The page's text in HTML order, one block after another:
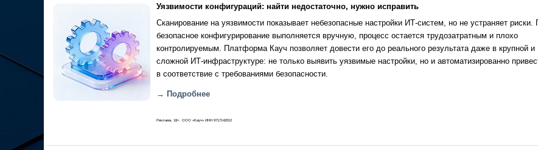
Уязвимости конфигураций: найти недостаточно, нужно исправить
Сканирование на уязвимости показывает небезопасные настройки ИТ-систем, но не устраняет риски.
безопасное конфигурирование выполняется вручную, процесс остается трудозатратным и плохо
контролируемым. Платформа Кауч позволяет довести его до реального результата даже в крупной и
сложной ИТ-инфраструктуре: не только выявить уязвимые настройки, но и автоматизированно
в соответствие с требованиями безопасности.
→ Подробнее
Реклама, 18+. ООО «Кауч» ИНН 9717142012